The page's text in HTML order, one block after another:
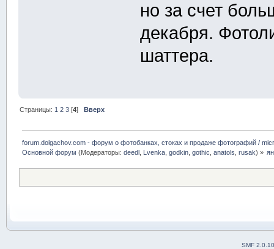
но за счет
декабря.
шаттера.
Страницы: 1 2 3 [4]Вверх
forum.dolgachov.com - форум о фотобанках, стоках и продаже фотографий /
Основной форум (Модераторы:deedl , Lvenka,godkin,gothic,anatols,rusak) »
SMF